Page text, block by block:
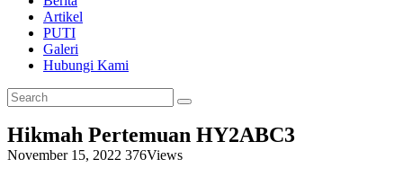
Artikel
PUTI
Galeri
Hubungi Kami
Hikmah Pertemuan HY2ABC3
November 15, 2022 376Views